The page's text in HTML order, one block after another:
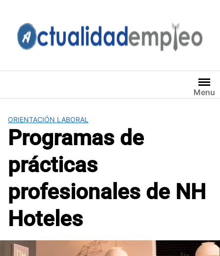
contenido
Menu
ORIENTACIÓN LABORAL
Programas de
prácticas
profesionales de NH
Hoteles